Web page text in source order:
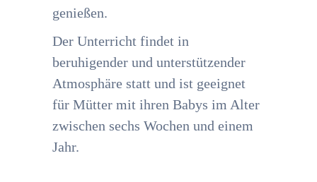
genießen.
Der Unterricht findet in
beruhigender und unterstützender
Atmosphäre statt und ist geeignet
für Mütter mit ihren Babys im Alter
zwischen sechs Wochen und einem
Jahr.